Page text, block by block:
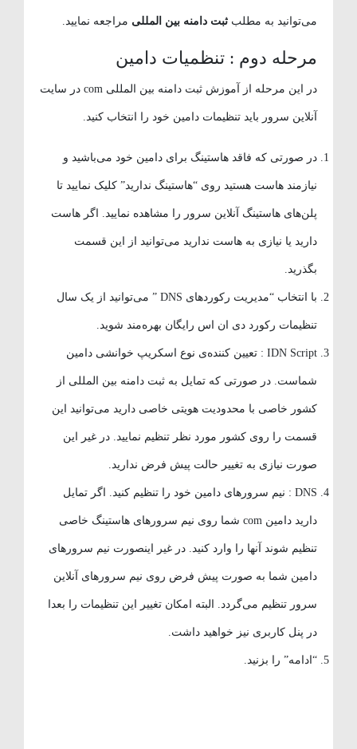
می‌توانید به مطلبثبت دامنه بین المللیمراجعه نمایید.
مرحله دوم : تنظمیات دامین
در این مرحله از آموزش ثبت دامنه بین المللی com در سایت
آنلاین سرور باید تنظیمات دامین خود را انتخاب کنید.
در صورتی که فاقد هاستینگ برای دامین خود می‌باشید و
نیازمند هاست هستید روی “هاستینگ ندارید” کلیک نمایید تا
پلن‌های هاستینگ آنلاین سرور را مشاهده نمایید. اگر هاست
دارید یا نیازی به هاست ندارید می‌توانید از این قسمت
بگذرید.
با انتخاب “مدیریت رکوردهای DNS ” می‌توانید از یک سال
تنظیمات رکورد دی ان اس رایگان بهره‌مند شوید.
IDN Script : تعیین کننده‌ی نوع اسکریپ خوانشی دامین
شماست. در صورتی که تمایل به ثبت دامنه بین المللی از
کشور خاصی با محدودیت هویتی خاصی دارید می‌توانید این
قسمت را روی کشور مورد نظر تنظیم نمایید. در غیر این
صورت نیازی به تغییر حالت پیش فرض ندارید.
DNS : نیم سرورهای دامین خود را تنظیم کنید. اگر تمایل
دارید دامین com شما روی نیم سرورهای هاستینگ خاصی
تنظیم شوند آنها را وارد کنید. در غیر اینصورت نیم سرورهای
دامین شما به صورت پیش فرض روی نیم سرورهای آنلاین
سرور تنظیم می‌گردد. البته امکان تغییر این تنظیمات را بعدا
در پنل کاربری نیز خواهید داشت.
“ادامه” را بزنید.